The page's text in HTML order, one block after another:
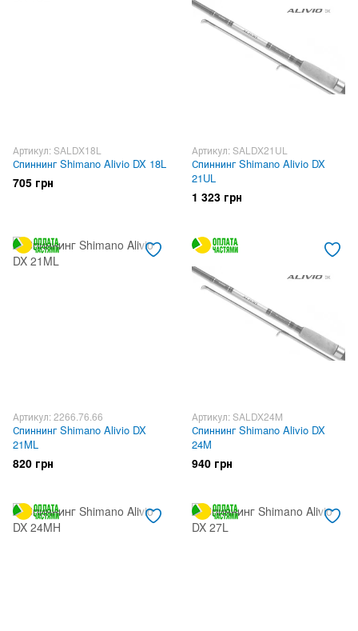
Артикул: SALDX18L
Спиннинг Shimano Alivio DX 18L
705 грн
Артикул: SALDX21UL
Спиннинг Shimano Alivio DX
21UL
1 323 грн
Артикул: 2266.76.66
Спиннинг Shimano Alivio DX
21ML
820 грн
Артикул: SALDX24M
Спиннинг Shimano Alivio DX
24M
940 грн